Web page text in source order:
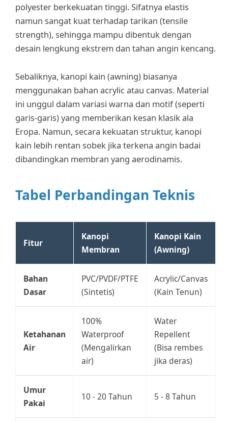
polyester berkekuatan tinggi. Sifatnya elastis
namun sangat kuat terhadap tarikan (tensile
strength), sehingga mampu dibentuk dengan
desain lengkung ekstrem dan tahan angin kencang.
Sebaliknya, kanopi kain (awning) biasanya
menggunakan bahan acrylic atau canvas. Material
ini unggul dalam variasi warna dan motif (seperti
garis-garis) yang memberikan kesan klasik ala
Eropa. Namun, secara kekuatan struktur, kanopi
kain lebih rentan sobek jika terkena angin badai
dibandingkan membran yang aerodinamis.
Tabel Perbandingan Teknis
Fitur
Kanopi
Membran
Kanopi Kain
(Awning)
Bahan
Dasar
PVC/PVDF/PTFE
(Sintetis)
Acrylic/Canvas
(Kain Tenun)
Ketahanan
Air
100%
Waterproof
(Mengalirkan
air)
Water
Repellent
(Bisa rembes
jika deras)
Umur
Pakai
10 - 20 Tahun 5 - 8 Tahun